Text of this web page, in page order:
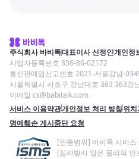
주식회사 바비톡대표이사 신정인개인정
사업자등록번호 836-86-02172
통신판매업신고번호 2021-서울강남-
서울특별시 서초구 강남대로 363 363강
이메일 cs@babitalk.com
서비스 이용약관개인정보 처리 방침위치
명예훼손 게시중단 요청
[인증범위] 바비톡 서비스
(심사받지 않은 물리적 인